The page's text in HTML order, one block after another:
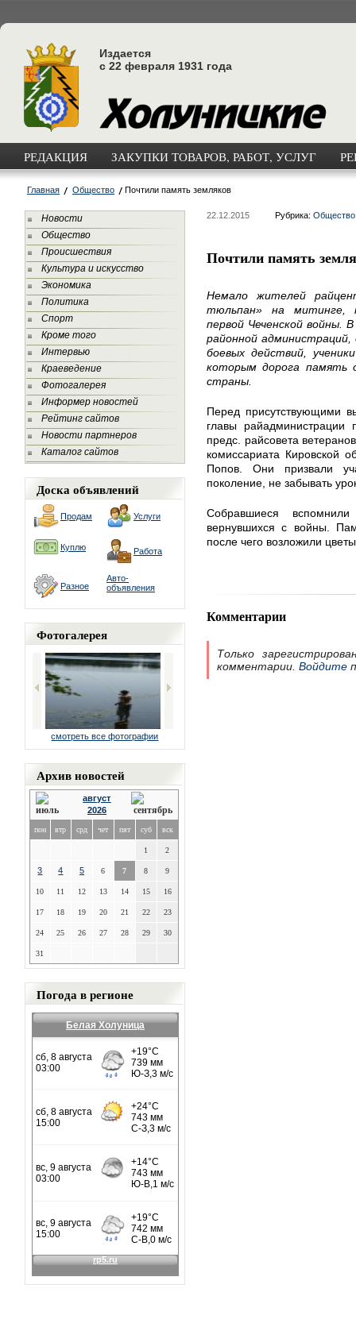
Издается
с 22 февраля 1931 года
РЕДАКЦИЯ ЗАКУПКИ ТОВАРОВ, РАБОТ, УСЛУГ
Главная Общество Почтили память земляков
Новости
Общество
Происшествия
Культура и искусство
Экономика
Политика
Спорт
Кроме того
Интервью
Краеведение
Фотогалерея
Информер новостей
Рейтинг сайтов
Новости партнеров
Каталог сайтов
Доска объявлений
Продам Услуги
Куплю Работа
Разное
Авто-
объявления
Фотогалерея
смотреть все фотографии
Архив новостей
август
2026
пон втр срд чет пят суб вск
1 2
3 4 5 6 7 8 9
10 11 12 13 14 15 16
17 18 19 20 21 22 23
24 25 26 27 28 29 30
31
Погода в регионе
Белая Холуница
22.12.2015 Рубрика: Общество
Почтили память
Немало жителей
тюльпан» на митинге,
первой Чеченской войны.
районной
боевых действий,
которым дорога память
страны.
Перед присутствующими
главы
предс. райсовета
комиссариата Кировской
Попов. Они призвали
поколение, не забывать
Собравшиеся
вернувшихся с войны.
после чего возложили
Комментарии
Только
комментарии. Войдите